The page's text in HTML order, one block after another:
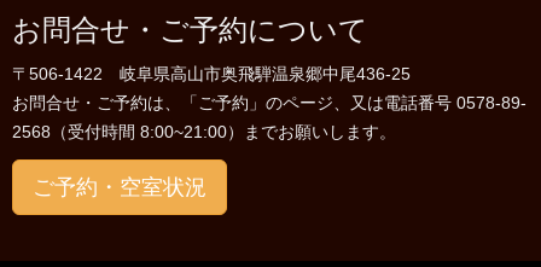
お問合せ・ご予約について
〒506-1422 岐阜県高山市奥飛騨温泉郷中尾436-25
お問合せ・ご予約は、「ご予約」のページ、又は電話番号 0578-89-
2568（受付時間 8:00~21:00）までお願いします。
ご予約・空室状況